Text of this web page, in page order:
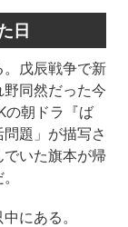
日
戊辰戦争で新
同然だった今
の朝ドラ『ば
題」が描写さ
いた旗本が帰
にある。